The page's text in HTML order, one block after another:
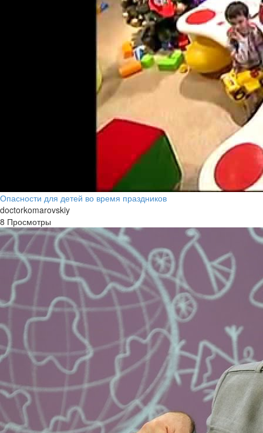
Опасности для детей во время праздников
doctorkomarovskiy
8 Просмотры